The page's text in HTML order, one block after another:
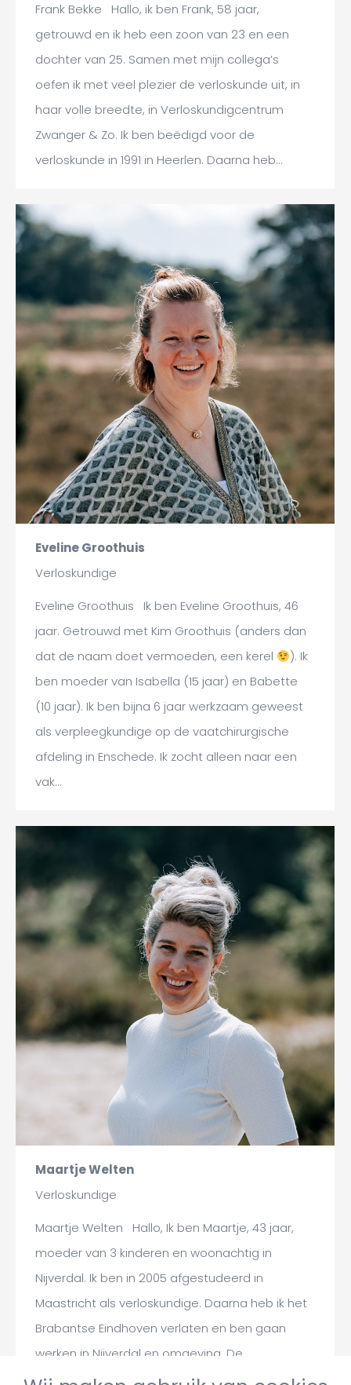
Frank Bekke Hallo, ik ben Frank, 58 jaar,
getrouwd en ik heb een zoon van 23 en een
dochter van 25. Samen met mijn collega’s
oefen ik met veel plezier de verloskunde uit, in
haar volle breedte, in Verloskundigcentrum
Zwanger & Zo. Ik ben beëdigd voor de
verloskunde in 1991 in Heerlen. Daarna heb…
Eveline Groothuis
Verloskundige
Eveline Groothuis Ik ben Eveline Groothuis, 46
jaar. Getrouwd met Kim Groothuis (anders dan
dat de naam doet vermoeden, een kerel
). Ik
ben moeder van Isabella (15 jaar) en Babette
(10 jaar). Ik ben bijna 6 jaar werkzaam geweest
als verpleegkundige op de vaatchirurgische
afdeling in Enschede. Ik zocht alleen naar een
vak…
Maartje Welten
Verloskundige
Maartje Welten Hallo, Ik ben Maartje, 43 jaar,
moeder van 3 kinderen en woonachtig in
Nijverdal. Ik ben in 2005 afgestudeerd in
Maastricht als verloskundige. Daarna heb ik het
Brabantse Eindhoven verlaten en ben gaan
werken in Nijverdal en omgeving. De
verloskunde is een heerlijk vak waar ik